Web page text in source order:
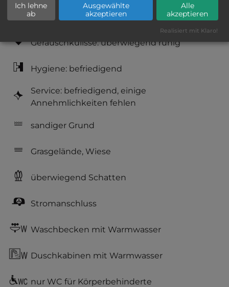
Platzeinrichtung: gut
Geräuschkulisse: überwiegend ruhig
Hygiene: befriedigend
Service: befriedigend, einige
Annehmlichkeiten fehlen
sandiger Grund
Grasgelände, Wiese
überwiegend Schatten
Stromanschluss
Waschbecken mit Warmwasser
Duschkabinen mit Warmwasser
nur WC für Körperbehinderte
Ich lehne
ab
Ausgewählte
akzeptieren
Alle
akzeptieren
Realisiert mit Klaro!